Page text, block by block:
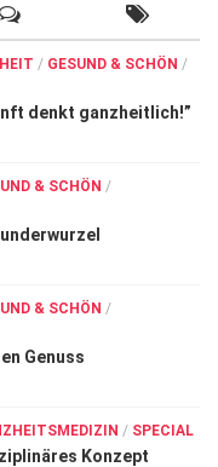
/ GESUND & SCHÖN /
denkt ganzheitlich!”
& SCHÖN /
& SCHÖN /
Genuss
/ SPECIAL
Konzept